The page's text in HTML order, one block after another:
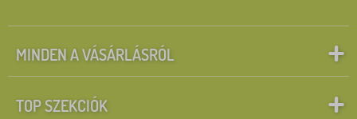
MINDEN A VÁSÁRLÁSRÓL
TOP SZEKCIÓK